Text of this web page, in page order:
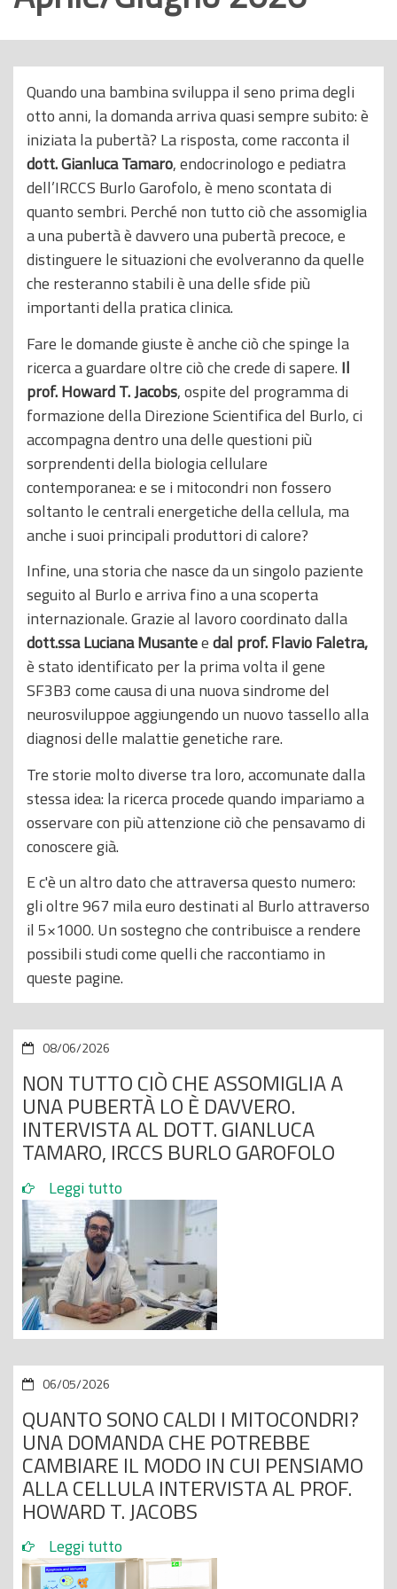
p
Quando una bambina sviluppa il seno prima degli
otto anni, la domanda arriva quasi sempre subito: è
iniziata la pubertà? La risposta, come racconta il
dott. Gianluca Tamaro, endocrinologo e pediatra
dell’IRCCS Burlo Garofolo, è meno scontata di
quanto sembri. Perché non tutto ciò che assomiglia
a una pubertà è davvero una pubertà precoce, e
distinguere le situazioni che evolveranno da quelle
che resteranno stabili è una delle sfide più
importanti della pratica clinica.
Fare le domande giuste è anche ciò che spinge la
ricerca a guardare oltre ciò che crede di sapere. Il
prof. Howard T. Jacobs, ospite del programma di
formazione della Direzione Scientifica del Burlo, ci
accompagna dentro una delle questioni più
sorprendenti della biologia cellulare
contemporanea: e se i mitocondri non fossero
soltanto le centrali energetiche della cellula, ma
anche i suoi principali produttori di calore?
Infine, una storia che nasce da un singolo paziente
seguito al Burlo e arriva fino a una scoperta
internazionale. Grazie al lavoro coordinato dalla
dott.ssa Luciana Musanteedal prof. Flavio Faletra,
è stato identificato per la prima volta il gene
SF3B3 come causa di una nuova sindrome del
neurosviluppoe aggiungendo un nuovo tassello alla
diagnosi delle malattie genetiche rare.
Tre storie molto diverse tra loro, accomunate dalla
stessa idea: la ricerca procede quando impariamo a
osservare con più attenzione ciò che pensavamo di
conoscere già.
E c'è un altro dato che attraversa questo numero:
gli oltre 967 mila euro destinati al Burlo attraverso
il 5×1000. Un sostegno che contribuisce a rendere
possibili studi come quelli che raccontiamo in
queste pagine.
08/06/2026
NON TUTTO CIÒ CHE ASSOMIGLIA A
UNA PUBERTÀ LO È DAVVERO.
INTERVISTA AL DOTT. GIANLUCA
TAMARO, IRCCS BURLO GAROFOLO
Leggi tutto
06/05/2026
QUANTO SONO CALDI I MITOCONDRI?
UNA DOMANDA CHE POTREBBE
CAMBIARE IL MODO IN CUI PENSIAMO
ALLA CELLULA INTERVISTA AL PROF.
HOWARD T. JACOBS
Leggi tutto